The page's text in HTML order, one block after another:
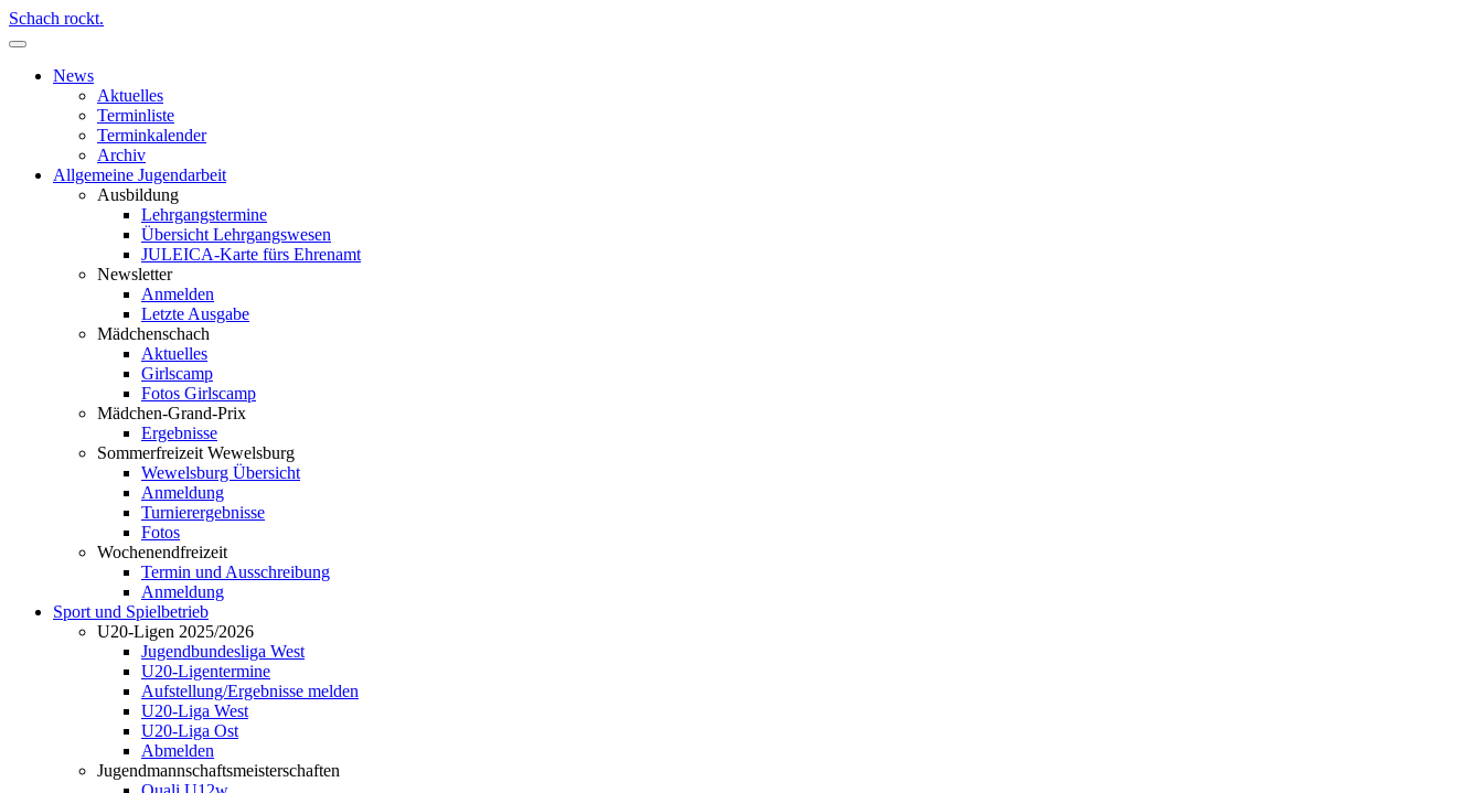
Schach rockt.
News
Aktuelles
Terminliste
Terminkalender
Archiv
Allgemeine Jugendarbeit
Ausbildung
Lehrgangstermine
Übersicht Lehrgangswesen
JULEICA-Karte fürs Ehrenamt
Newsletter
Anmelden
Letzte Ausgabe
Mädchenschach
Aktuelles
Girlscamp
Fotos Girlscamp
Mädchen-Grand-Prix
Ergebnisse
Sommerfreizeit Wewelsburg
Wewelsburg Übersicht
Anmeldung
Turnierergebnisse
Fotos
Wochenendfreizeit
Termin und Ausschreibung
Anmeldung
Sport und Spielbetrieb
U20-Ligen 2025/2026
Jugendbundesliga West
U20-Ligentermine
Aufstellung/Ergebnisse melden
U20-Liga West
U20-Liga Ost
Abmelden
Jugendmannschaftsmeisterschaften